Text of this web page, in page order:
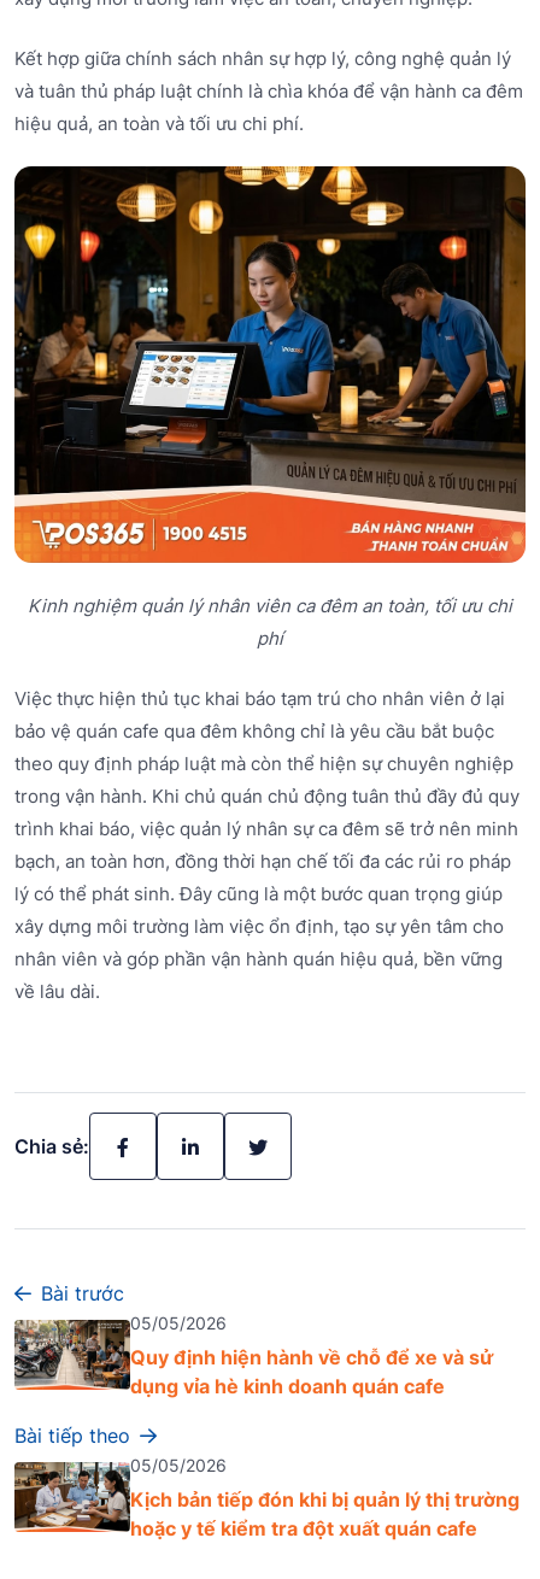
Kết hợp giữa chính sách nhân sự hợp lý, công nghệ quản lý
và tuân thủ pháp luật chính là chìa khóa để vận hành ca đêm
hiệu quả, an toàn và tối ưu chi phí.
Kinh nghiệm quản lý nhân viên ca đêm an toàn, tối ưu chi
phí
Việc thực hiện thủ tục khai báo tạm trú cho nhân viên ở lại
bảo vệ quán cafe qua đêm không chỉ là yêu cầu bắt buộc
theo quy định pháp luật mà còn thể hiện sự chuyên nghiệp
trong vận hành. Khi chủ quán chủ động tuân thủ đầy đủ quy
trình khai báo, việc quản lý nhân sự ca đêm sẽ trở nên minh
bạch, an toàn hơn, đồng thời hạn chế tối đa các rủi ro pháp
lý có thể phát sinh. Đây cũng là một bước quan trọng giúp
xây dựng môi trường làm việc ổn định, tạo sự yên tâm cho
nhân viên và góp phần vận hành quán hiệu quả, bền vững
về lâu dài.
Chia sẻ:
Bài trước
05/05/2026
Quy định hiện hành về chỗ để xe và sử
dụng vỉa hè kinh doanh quán cafe
Bài tiếp theo
05/05/2026
Kịch bản tiếp đón khi bị quản lý thị trường
hoặc y tế kiểm tra đột xuất quán cafe